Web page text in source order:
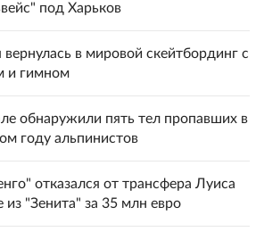
под Харьков
вернулась в мировой скейтбординг с
и гимном
обнаружили пять тел пропавших в
году альпинистов
отказался от трансфера Луиса
из "Зенита" за 35 млн евро